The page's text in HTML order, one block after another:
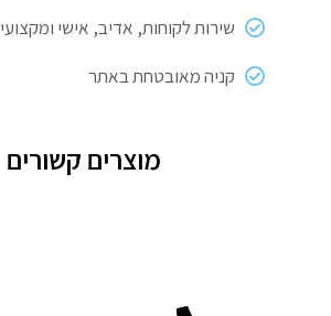
שירות לקוחות, אדיב, אישי ומקצועי
קניה מאובטחת באתר
מוצרים קשורים